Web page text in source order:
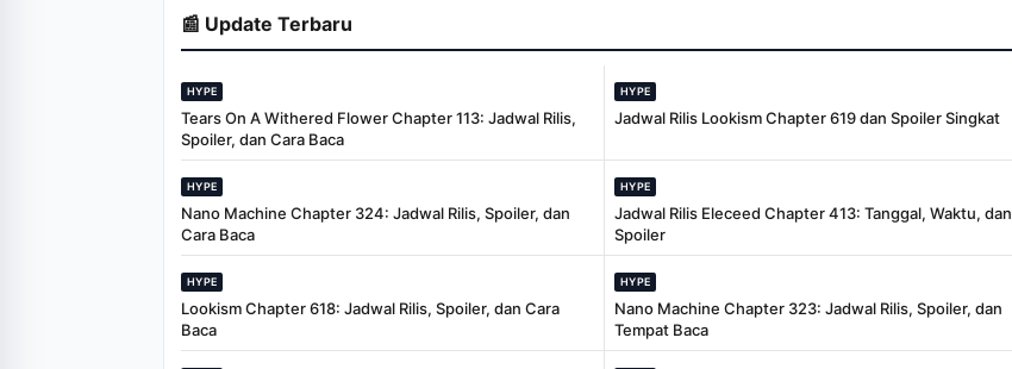
📰 Update Terbaru
HYPE
Tears On A Withered Flower Chapter 113: Jadwal Rilis,
Spoiler, dan Cara Baca
HYPE
Jadwal Rilis Lookism Chapter 619 dan Spoiler Singkat
HYPE
Nano Machine Chapter 324: Jadwal Rilis, Spoiler, dan
Cara Baca
HYPE
Jadwal Rilis Eleceed Chapter 413: Tanggal, Waktu, dan
Spoiler
HYPE
Lookism Chapter 618: Jadwal Rilis, Spoiler, dan Cara
Baca
HYPE
Nano Machine Chapter 323: Jadwal Rilis, Spoiler, dan
Tempat Baca